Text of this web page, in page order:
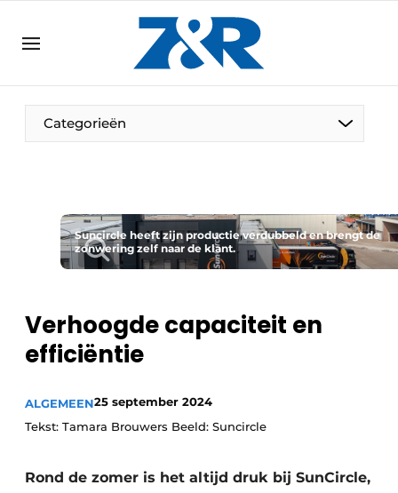
DE EN
NL
Categorieën
Suncircle heeft zijn productie verdubbeld en brengt de
zonwering zelf naar de klant.
Verhoogde capaciteit en
efficiëntie
ALGEMEEN25 september 2024
Tekst: Tamara Brouwers Beeld: Suncircle
Rond de zomer is het altijd druk bij SunCircle,